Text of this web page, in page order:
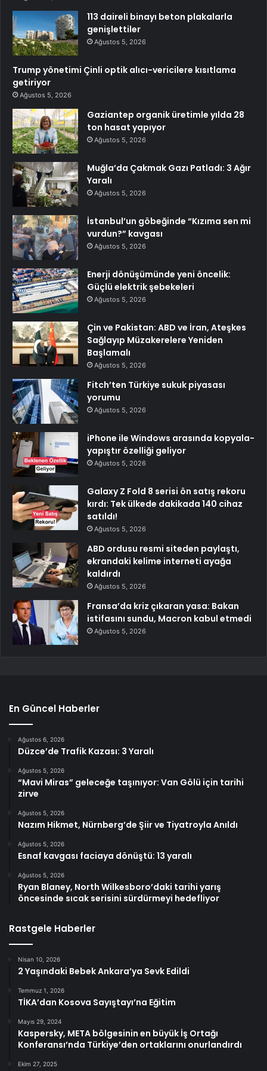
113 daireli binayı beton plakalarla
genişlettiler
Ağustos 5, 2026
Trump yönetimi Çinli optik alıcı-vericilere kısıtlama
getiriyor
Ağustos 5, 2026
Gaziantep organik üretimle yılda 28
ton hasat yapıyor
Ağustos 5, 2026
Muğla’da Çakmak Gazı Patladı: 3 Ağır
Yaralı
Ağustos 5, 2026
İstanbul’un göbeğinde “Kızıma sen mi
vurdun?” kavgası
Ağustos 5, 2026
Enerji dönüşümünde yeni öncelik:
Güçlü elektrik şebekeleri
Ağustos 5, 2026
Çin ve Pakistan: ABD ve İran, Ateşkes
Sağlayıp Müzakerelere Yeniden
Başlamalı
Ağustos 5, 2026
Fitch’ten Türkiye sukuk piyasası
yorumu
Ağustos 5, 2026
iPhone ile Windows arasında kopyala-
yapıştır özelliği geliyor
Ağustos 5, 2026
Galaxy Z Fold 8 serisi ön satış rekoru
kırdı: Tek ülkede dakikada 140 cihaz
satıldı!
Ağustos 5, 2026
ABD ordusu resmi siteden paylaştı,
ekrandaki kelime interneti ayağa
kaldırdı
Ağustos 5, 2026
Fransa’da kriz çıkaran yasa: Bakan
istifasını sundu, Macron kabul etmedi
Ağustos 5, 2026
En Güncel Haberler
Ağustos 6, 2026
Düzce’de Trafik Kazası: 3 Yaralı
Ağustos 5, 2026
“Mavi Miras” geleceğe taşınıyor: Van Gölü için tarihi
zirve
Ağustos 5, 2026
Nazım Hikmet, Nürnberg’de Şiir ve Tiyatroyla Anıldı
Ağustos 5, 2026
Esnaf kavgası faciaya dönüştü: 13 yaralı
Ağustos 5, 2026
Ryan Blaney, North Wilkesboro’daki tarihi yarış
öncesinde sıcak serisini sürdürmeyi hedefliyor
Rastgele Haberler
Nisan 10, 2026
2 Yaşındaki Bebek Ankara’ya Sevk Edildi
Temmuz 1, 2026
TİKA’dan Kosova Sayıştayı’na Eğitim
Mayıs 29, 2024
Kaspersky, META bölgesinin en büyük İş Ortağı
Konferansı’nda Türkiye’den ortaklarını onurlandırdı
Ekim 27, 2025